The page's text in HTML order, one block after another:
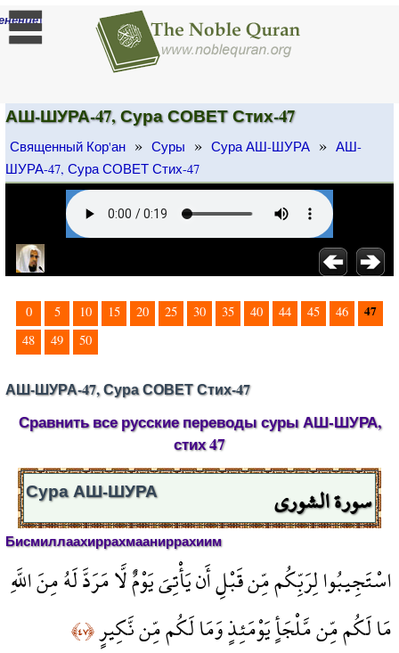
]
АШ-ШУРА-47, Сура СОВЕТ Стих-47
Священный Кор'ан » Суры » Сура АШ-ШУРА » АШ-
ШУРА-47, Сура СОВЕТ Стих-47
0 5 10 15 20 25 30 35 40 44 45 46 47
48 49 50
АШ-ШУРА-47, Сура СОВЕТ Стих-47
Сравнить все русские переводы суры АШ-ШУРА,
стих 47
سورة الشورى Сура АШ-ШУРА
Бисмиллаахиррахмааниррахиим
اسْتَجِيبُوا لِرَبِّكُم مِّن قَبْلِ أَن يَأْتِيَ يَوْمٌ لَّا مَرَدَّ لَهُ مِنَ اللَّهِ
مَا لَكُم مِّن مَّلْجَأٍ يَوْمَئِذٍ وَمَا لَكُم مِّن نَّكِيرٍ﴿٤٧﴾